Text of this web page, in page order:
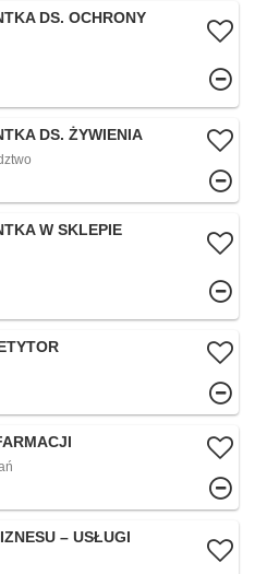
DS. OCHRONY
DS. ŻYWIENIA
W SKLEPIE
– USŁUGI